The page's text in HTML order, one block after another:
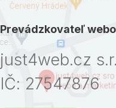
Prevádzkovateľ
just4web.cz
IČ: 27547876